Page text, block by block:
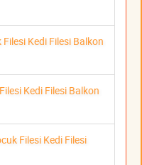
Kedi Filesi Balkon
Kedi Filesi Balkon
Filesi Kedi Filesi